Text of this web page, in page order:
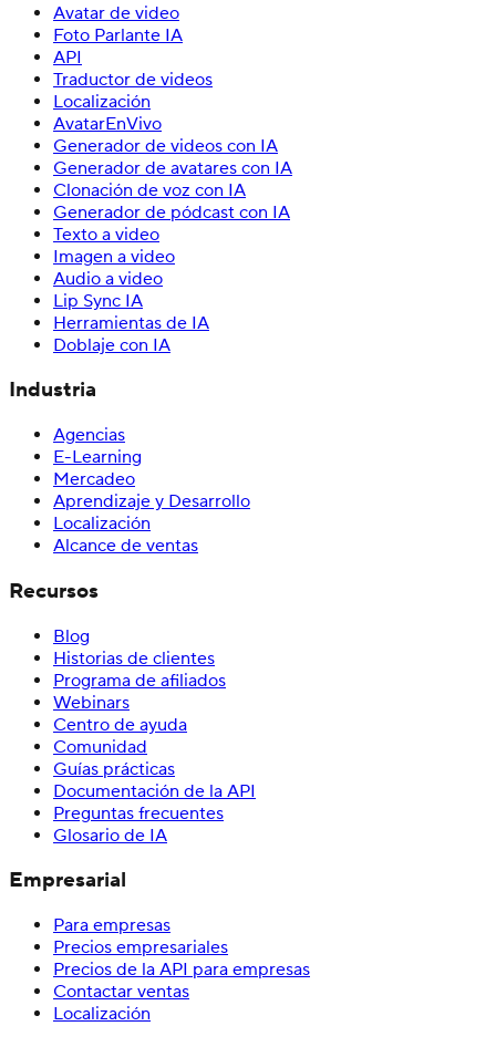
Avatar de video
Foto Parlante IA
API
Traductor de videos
Localización
AvatarEnVivo
Generador de videos con IA
Generador de avatares con IA
Clonación de voz con IA
Generador de pódcast con IA
Texto a video
Imagen a video
Audio a video
Lip Sync IA
Herramientas de IA
Doblaje con IA
Industria
Agencias
E-Learning
Mercadeo
Aprendizaje y Desarrollo
Localización
Alcance de ventas
Recursos
Blog
Historias de clientes
Programa de afiliados
Webinars
Centro de ayuda
Comunidad
Guías prácticas
Documentación de la API
Preguntas frecuentes
Glosario de IA
Empresarial
Para empresas
Precios empresariales
Precios de la API para empresas
Contactar ventas
Localización